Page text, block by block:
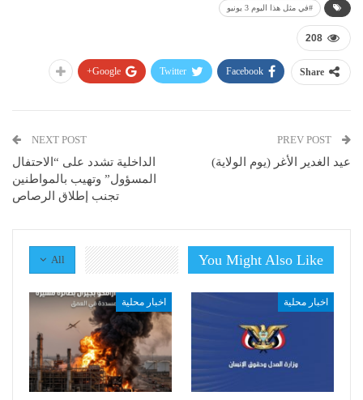
#في مثل هذا اليوم 3 يونيو
208
Share
Facebook
Twitter
Google+
عيد الغدير الأغر (يوم الولاية)
NEXT POST
الداخلية تشدد على “الاحتفال
المسؤول” وتهيب بالمواطنين
تجنب إطلاق الرصاص
All You Might Also Like
اخبار محلية اخبار محلية